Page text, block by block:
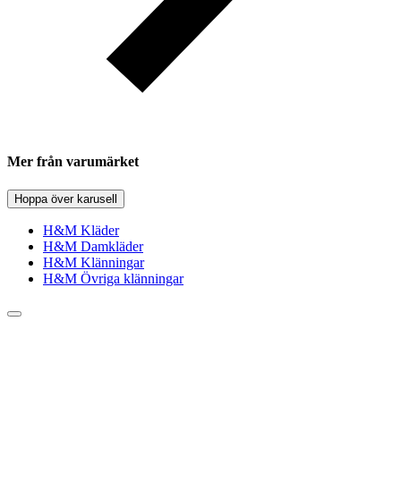
Mer från varumärket
Hoppa över karusell
H&M Kläder
H&M Damkläder
H&M Klänningar
H&M Övriga klänningar